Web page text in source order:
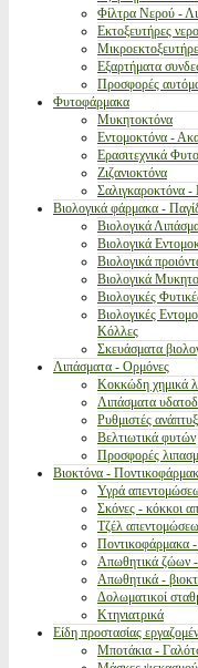
Φίλτρα Νερού -
Εκτοξευτήρες
Εξαρτήματα
Προσφορές
Φυτοφάρμακα
Μυκητοκτόνα
Εντομοκτόνα -
Ερασιτεχνικά
Ζιζανιοκτόνα
Σαλιγκαροκτόνα -
Βιολογικά φάρμακα -
Βιολογικά
Βιολογικά
Βιολογικά
Βιολογικά
Βιολογικές
Βιολογικές
Κόλλες
Σκευάσματα
Λιπάσματα - Ορμόνες
Κοκκώδη χημικά
Λιπάσματα
Ρυθμιστές
Βελτιωτικά φυτών
Προσφορές
Βιοκτόνα -
Υγρά
Σκόνες - κόκκοι
Τζέλ
Ποντικοφάρμακα
Απωθητικά ζώων -
Απωθητικά -
Δολωματικοί
Κτηνιατρικά
Είδη προστασίας
Μποτάκια -